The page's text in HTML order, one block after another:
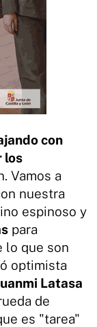
con
los
Vamos a
nuestra
espinoso y
para
lo que son
optimista
Latasa
de
es "tarea"